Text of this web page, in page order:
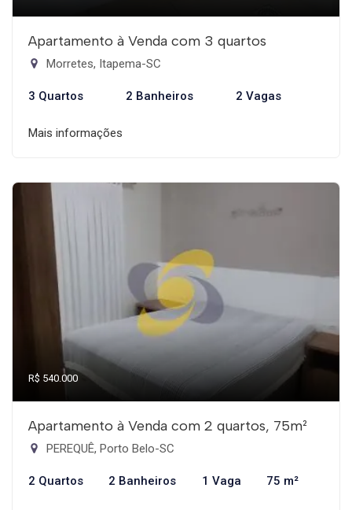
Apartamento à Venda com 3 quartos
Morretes, Itapema-SC
3 Quartos 2 Banheiros 2 Vagas
Mais informações
R$ 540.000
Apartamento à Venda com 2 quartos, 75m²
PEREQUÊ, Porto Belo-SC
2 Quartos 2 Banheiros 1 Vaga 75 m²